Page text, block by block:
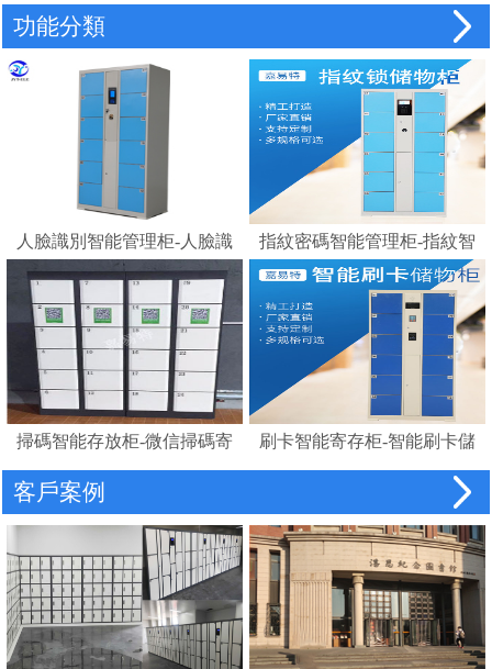
市智能儲物柜密碼柜電子存
包柜
市智能條碼寄存儲物柜電子
存包柜
功能分類
人臉識別智能管理柜-人臉識
別存包柜指紋智能電子寄存
柜
指紋密碼智能管理柜-指紋智
能電子寄存柜
掃碼智能存放柜-微信掃碼寄
存柜
刷卡智能寄存柜-智能刷卡儲
物柜 IC卡電子感應自助存包
柜
客戶案例